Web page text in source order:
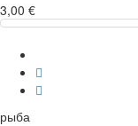
3,00 €
рыба